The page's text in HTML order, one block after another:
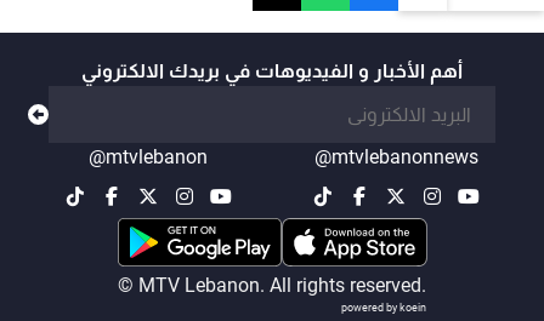
أهم الأخبار و الفيديوهات في بريدك الالكتروني
@mtvlebanonnews
@mtvlebanon
© MTV Lebanon. All rights reserved.
powered by koein